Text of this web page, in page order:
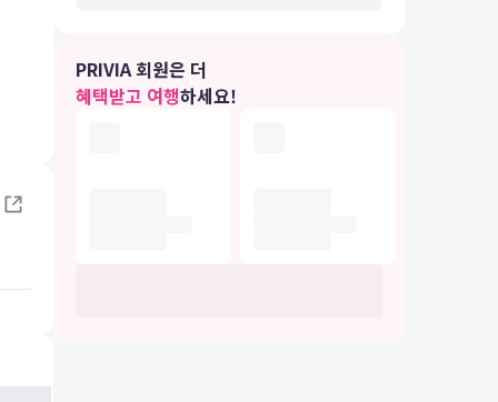
PRIVIA 회원은 더
혜택받고 여행하세요!